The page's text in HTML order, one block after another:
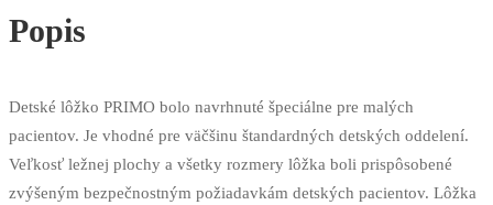
Popis
Detské lôžko PRIMO bolo navrhnuté špeciálne pre malých
pacientov. Je vhodné pre väčšinu štandardných detských oddelení.
Veľkosť ležnej plochy a všetky rozmery lôžka boli prispôsobené
zvýšeným bezpečnostným požiadavkám detských pacientov. Lôžka